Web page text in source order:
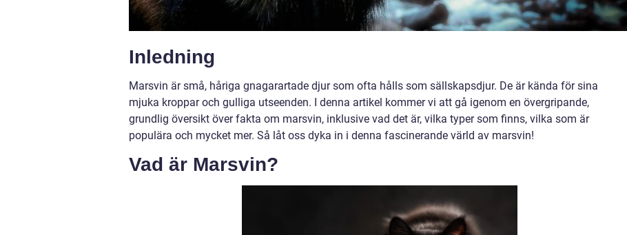
Inledning
Marsvin är små, håriga gnagarartade djur som ofta hålls som sällskapsdjur. De är kända för sina
mjuka kroppar och gulliga utseenden. I denna artikel kommer vi att gå igenom en övergripande,
grundlig översikt över fakta om marsvin, inklusive vad det är, vilka typer som finns, vilka som är
populära och mycket mer. Så låt oss dyka in i denna fascinerande värld av marsvin!
Vad är Marsvin?